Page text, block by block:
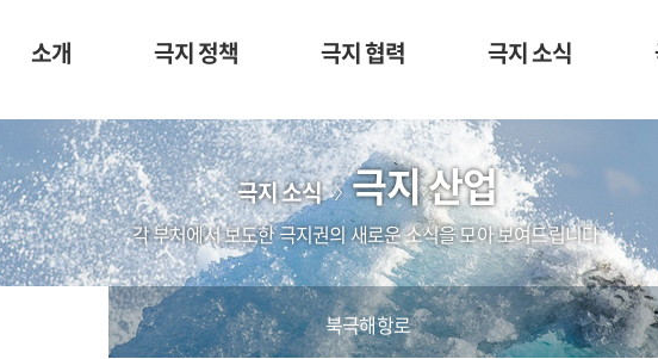
소개 극지 정책 극지 협력 극지 소식
극지 소식 극지 산업
각 부처에서 보도한 극지권의 새로운 소식을 모아 보여드립니다.
북극해항로